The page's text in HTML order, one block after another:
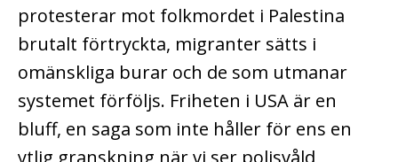
protesterar mot folkmordet i Palestina
brutalt förtryckta, migranter sätts i
omänskliga burar och de som utmanar
systemet förföljs. Friheten i USA är en
bluff, en saga som inte håller för ens en
ytlig granskning när vi ser polisvåld,